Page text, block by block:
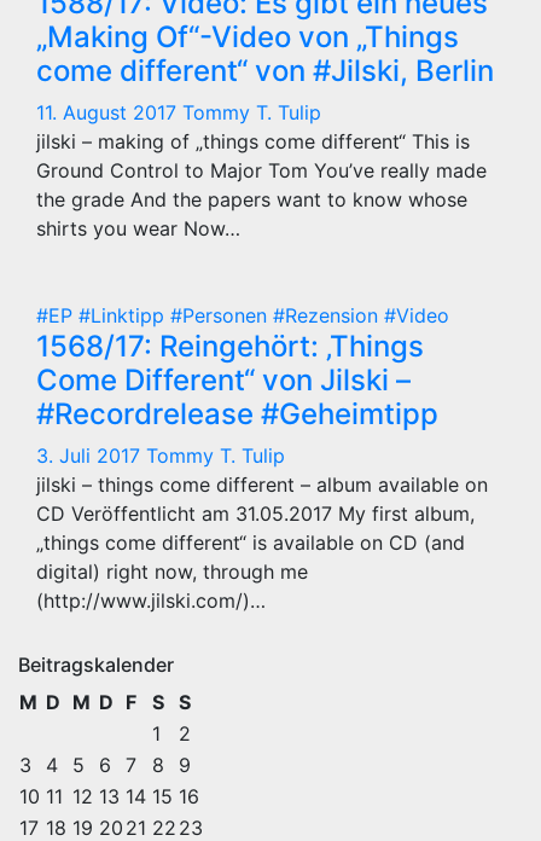
„Making Of“-Video von „Things
come different“ von #Jilski, Berlin
11. August 2017 Tommy T. Tulip
jilski – making of „things come different“ This is
Ground Control to Major Tom You’ve really made
the grade And the papers want to know whose
shirts you wear Now…
#EP #Linktipp #Personen #Rezension #Video
1568/17: Reingehört: ‚Things
Come Different“ von Jilski –
#Recordrelease #Geheimtipp
3. Juli 2017 Tommy T. Tulip
jilski – things come different – album available on
CD Veröffentlicht am 31.05.2017 My first album,
„things come different“ is available on CD (and
digital) right now, through me
(http://www.jilski.com/)…
Beitragskalender
M D M D F S S
1
2
3
4 5 6 7 8
9
10 11 12 13 14 15 16
17 18 19 20 21 22 23